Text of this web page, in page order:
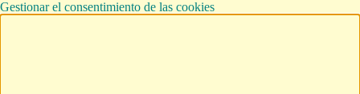
Gestionar el consentimiento de las cookies